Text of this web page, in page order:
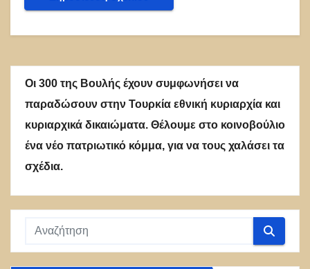
Οι 300 της Βουλής έχουν συμφωνήσει να
παραδώσουν στην Τουρκία εθνική κυριαρχία και
κυριαρχικά δικαιώματα. Θέλουμε στο κοινοβούλιο
ένα νέο πατριωτικό κόμμα, για να τους χαλάσει τα
σχέδια.